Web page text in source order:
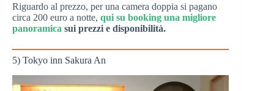
Riguardo al prezzo, per una camera doppia si pagano
circa 200 euro a notte, qui su booking una migliore
panoramica sui prezzi e disponibilità.
5) Tokyo inn Sakura An